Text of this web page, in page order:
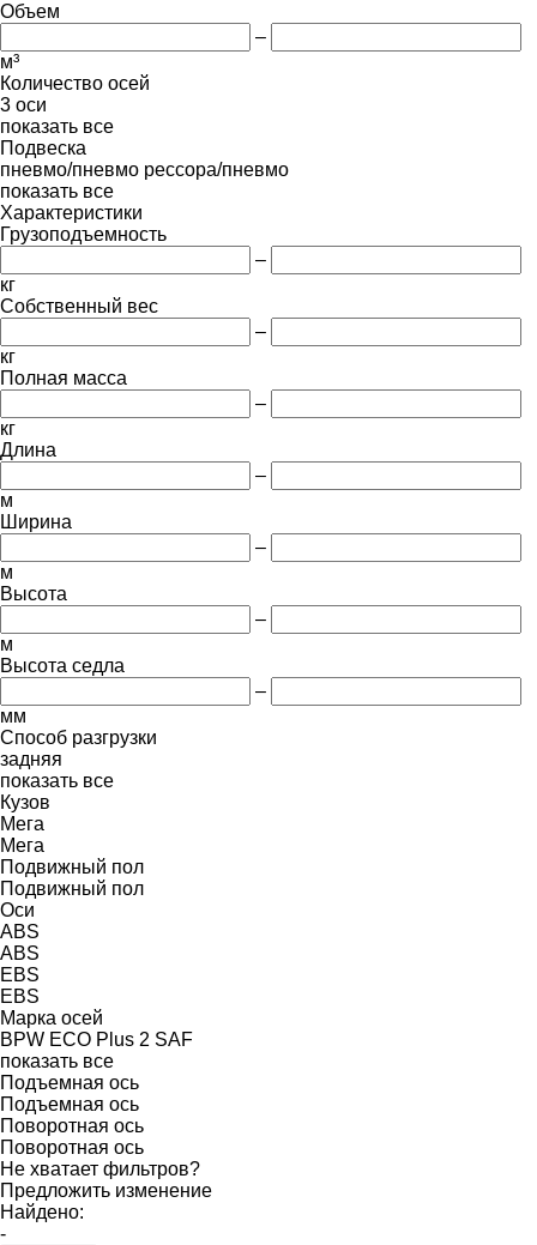
Объем
–
м³
Количество осей
3 оси
показать все
Подвеска
пневмо/пневмо рессора/пневмо
показать все
Характеристики
Грузоподъемность
–
кг
Собственный вес
–
кг
Полная масса
–
кг
Длина
–
м
Ширина
–
м
Высота
–
м
Высота седла
–
мм
Способ разгрузки
задняя
показать все
Кузов
Мега
Мега
Подвижный пол
Подвижный пол
Оси
ABS
ABS
EBS
EBS
Марка осей
BPW ECO Plus 2 SAF
показать все
Подъемная ось
Подъемная ось
Поворотная ось
Поворотная ось
Не хватает фильтров?
Предложить изменение
Найдено:
-